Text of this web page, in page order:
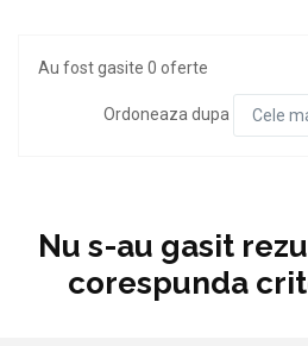
Au fost gasite 0 oferte
Ordoneaza dupa Cele
Nu s-au gasit
corespunda